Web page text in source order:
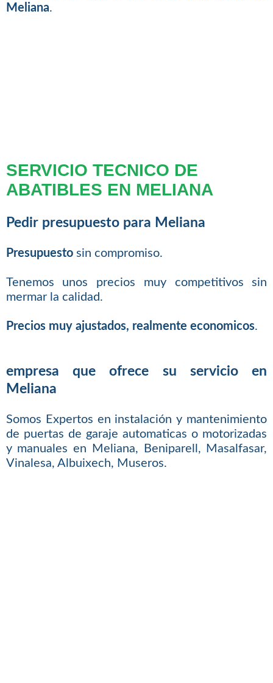
Meliana.
SERVICIO TECNICO DE
ABATIBLES EN MELIANA
Pedir presupuesto para Meliana
Presupuestosin compromiso.
Tenemos unos precios muy competitivos sin
mermar la calidad.
Precios muy ajustados, realmente economicos.
empresa que ofrece su servicio en
Meliana
Somos Expertos en instalación y mantenimiento
de puertas de garaje automaticas o motorizadas
y manuales en Meliana, Beniparell, Masalfasar,
Vinalesa, Albuixech, Museros.